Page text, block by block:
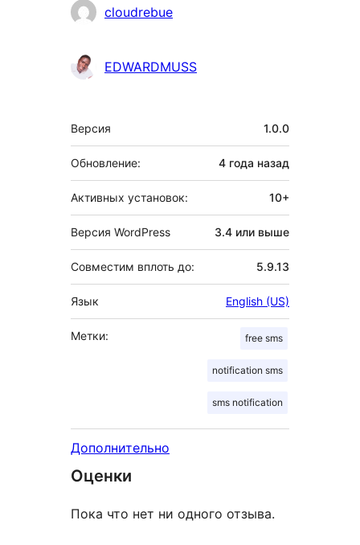
Участникиcloudrebue
EDWARDMUSS
Мета
Версия 1.0.0
Обновление: 4 года назад
Активных установок: 10+
Версия WordPress 3.4 или выше
Совместим вплоть до: 5.9.13
Язык English (US)
Метки: free sms
notification sms
sms notification
Дополнительно
Оценки
Пока что нет ни одного отзыва.